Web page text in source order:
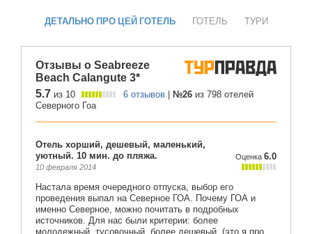
ДЕТАЛЬНО ПРО ЦЕЙ ГОТЕЛЬ ГОТЕЛЬ ТУРИ